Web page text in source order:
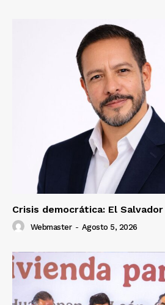
Crisis democrática: El
Webmaster - Agosto 5, 2026